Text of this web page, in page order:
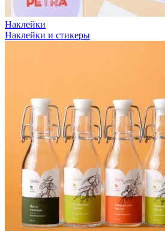
Наклейки
Наклейки и стикеры